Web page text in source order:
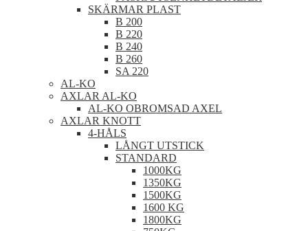
SKÄRMAR PLAST
B 200
B 220
B 240
B 260
SA 220
AL-KO
AXLAR AL-KO
AL-KO OBROMSAD AXEL
AXLAR KNOTT
4-HÅLS
LÅNGT UTSTICK
STANDARD
1000KG
1350KG
1500KG
1600 KG
1800KG